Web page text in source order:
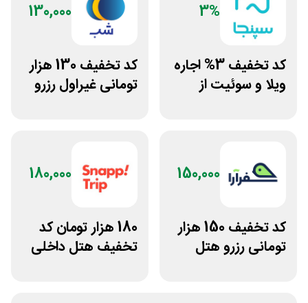
3%
کد تخفیف 3% اجاره
ویلا و سوئیت از
130,000
کد تخفیف 130 هزار
تومانی غیراول رزرو
150,000
کد تخفیف 150 هزار
تومانی رزرو هتل
180,000
180 هزار تومان کد
تخفیف هتل داخلی